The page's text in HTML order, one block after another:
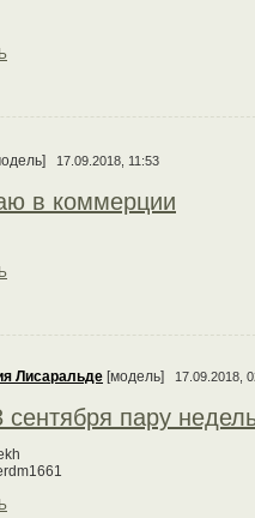
17.09.2018, 11:53
в коммерции
Лисаральде [модель] 17.09.2018,
пару